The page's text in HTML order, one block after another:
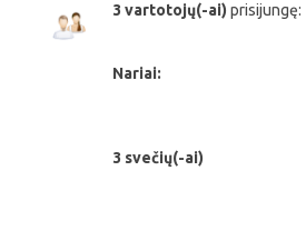
3 vartotojų(-ai) prisijungę:
Nariai:
3 svečių(-ai)